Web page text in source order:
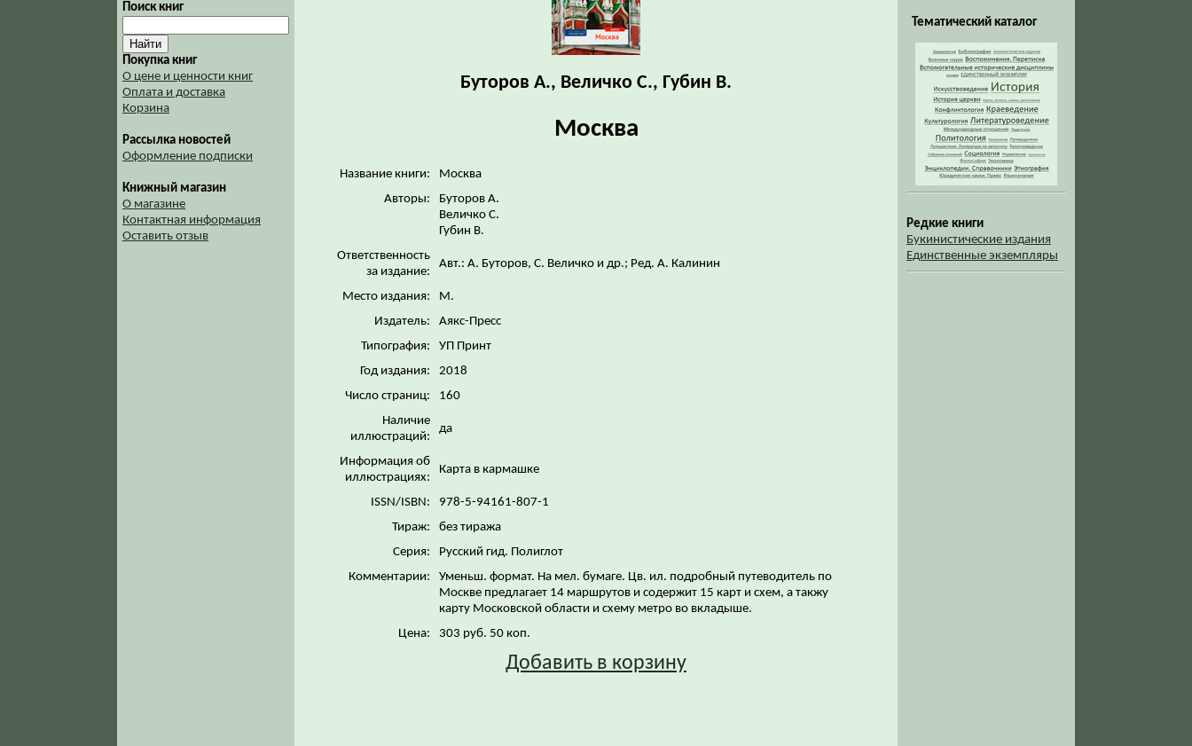
Поиск книг
Покупка книг
О цене и ценности книг
Оплата и доставка
Корзина
Рассылка новостей
Оформление подписки
Книжный магазин
О магазине
Контактная информация
Оставить отзыв
Буторов А., Величко С., Губин В.
Москва
Название книги:
Москва
Авторы:
Буторов А.
Величко С.
Губин В.
Ответственность
за издание:
Авт.: А. Буторов, С. Величко и др.; Ред. А. Калинин
Место издания:
М.
Издатель:
Аякс-Пресс
Типография:
УП Принт
Год издания:
2018
Число страниц:
160
Наличие
иллюстраций:
да
Информация об
иллюстрациях:
Карта в кармашке
ISSN/ISBN:
978-5-94161-807-1
Тираж:
без тиража
Серия:
Русский гид. Полиглот
Комментарии:
Уменьш. формат. На мел. бумаге. Цв. ил. подробный путеводитель по
Москве предлагает 14 маршрутов и содержит 15 карт и схем, а такжу
карту Московской области и схему метро во вкладыше.
Цена:
303 руб. 50 коп.
Добавить в корзину
Тематический каталог
Редкие книги
Букинистические издания
Единственные экземпляры